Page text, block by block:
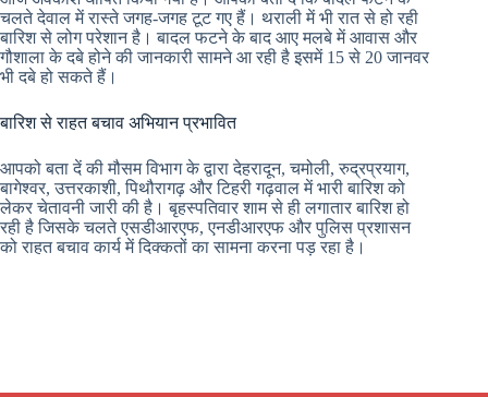
चलते देवाल में रास्ते जगह-जगह टूट गए हैं। थराली में भी रात से हो रही
बारिश से लोग परेशान है। बादल फटने के बाद आए मलबे में आवास और
गौशाला के दबे होने की जानकारी सामने आ रही है इसमें 15 से 20 जानवर
भी दबे हो सकते हैं।
बारिश से राहत बचाव अभियान प्रभावित
आपको बता दें की मौसम विभाग के द्वारा देहरादून, चमोली, रुद्रप्रयाग,
बागेश्वर, उत्तरकाशी, पिथौरागढ़ और टिहरी गढ़वाल में भारी बारिश को
लेकर चेतावनी जारी की है। बृहस्पतिवार शाम से ही लगातार बारिश हो
रही है जिसके चलते एसडीआरएफ, एनडीआरएफ और पुलिस प्रशासन
को राहत बचाव कार्य में दिक्कतों का सामना करना पड़ रहा है।